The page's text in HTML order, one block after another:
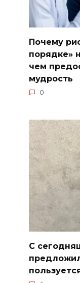
Почему
порядке»
чем
мудрость
0
С